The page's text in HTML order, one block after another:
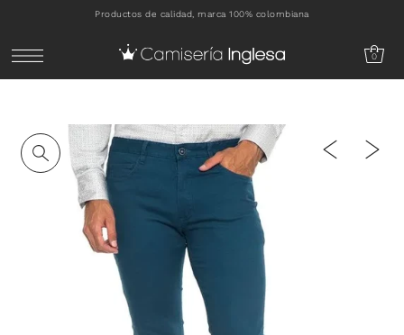
IR DIRECTAMENTE AL CONTENIDO
Productos de calidad, marca 100% colombiana
0